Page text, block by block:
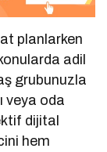
planlarken
adil
grubunuzla
veya oda
dijital
hem